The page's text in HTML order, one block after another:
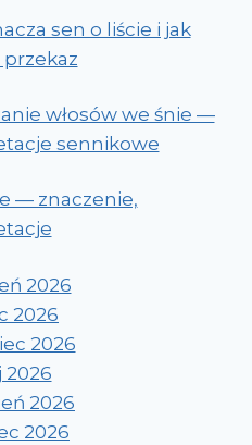
sen o liście i jak
włosów we śnie —
sennikowe
— znaczenie,
2026
2026
2026
2026
2026
2026